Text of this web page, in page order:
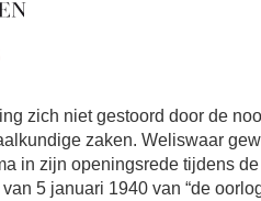
zich niet gestoord door de
zaken. Weliswaar
in zijn openingsrede tijdens de
5 januari 1940 van “de